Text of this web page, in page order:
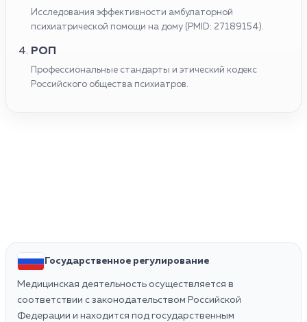
Исследования эффективности амбулаторной
психиатрической помощи на дому (PMID: 27189154).
РОП
Профессиональные стандарты и этический кодекс
Российского общества психиатров.
Государственное регулирование
Медицинская деятельность осуществляется в
соответствии с законодательством Российской
Федерации и находится под государственным